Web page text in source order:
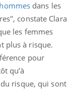
dans les
constate Clara
les femmes
plus à risque.
pour
qu’à
risque, qui sont